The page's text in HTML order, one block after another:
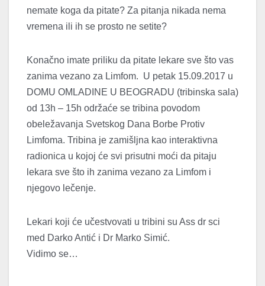
nemate koga da pitate? Za pitanja nikada nema
vremena ili ih se prosto ne setite?
Konačno imate priliku da pitate lekare sve što vas
zanima vezano za Limfom. U petak 15.09.2017 u
DOMU OMLADINE U BEOGRADU (tribinska sala)
od 13h – 15h održaće se tribina povodom
obeležavanja Svetskog Dana Borbe Protiv
Limfoma. Tribina je zamišljna kao interaktivna
radionica u kojoj će svi prisutni moći da pitaju
lekara sve što ih zanima vezano za Limfom i
njegovo lečenje.
Lekari koji će učestvovati u tribini su Ass dr sci
med Darko Antić i Dr Marko Simić.
Vidimo se…